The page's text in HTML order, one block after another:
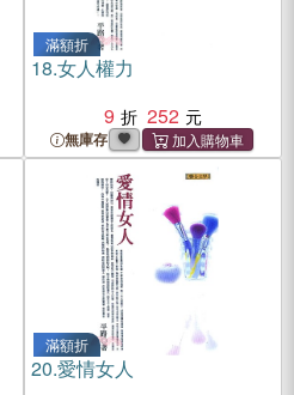
滿額折
18.女人權力
9
252
無庫存
滿額折
20.愛情女人